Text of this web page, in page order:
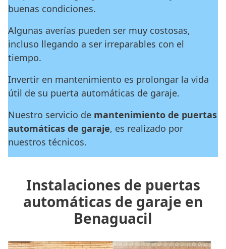
buenas condiciones.
Algunas averías pueden ser muy costosas,
incluso llegando a ser irreparables con el
tiempo.
Invertir en mantenimiento es prolongar la vida
útil de su puerta automáticas de garaje.
Nuestro servicio de mantenimiento de puertas
automáticas de garaje, es realizado por
nuestros técnicos.
Instalaciones de puertas
automáticas de garaje en
Benaguacil